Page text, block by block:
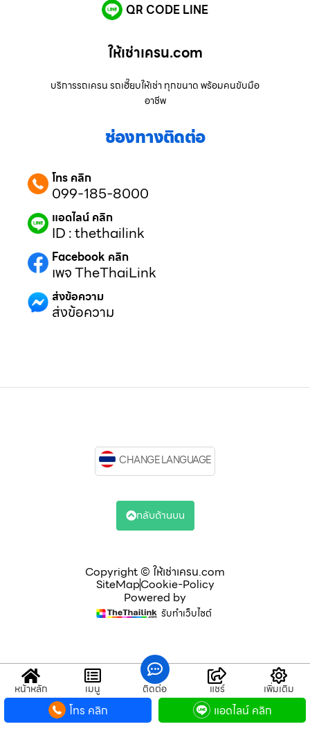
QR CODE LINE
ให้เช่าเครน.com
บริการรถเครน รถเฮี๊ยบให้เช่า ทุกขนาด พร้อมคนขับมือ
อาชีพ
ช่องทางติดต่อ
โทร คลิก
099-185-8000
แอดไลน์ คลิก
ID : thethailink
Facebook คลิก
เพจ TheThaiLink
ส่งข้อความ
ส่งข้อความ
Copyright © ให้เช่าเครน.com
SiteMapCookie-Policy
Powered by
รับทำเว็บไซต์
CHANGE LANGUAGE
กลับด้านบน
หน้าหลัก เมนู ติดต่อ แชร์ เพิ่มเติม
โทร คลิก แอดไลน์ คลิก